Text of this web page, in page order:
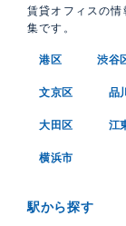
賃貸オフィスの
集です。
港区 渋谷
文京区 品
大田区 江
横浜市
駅から探す